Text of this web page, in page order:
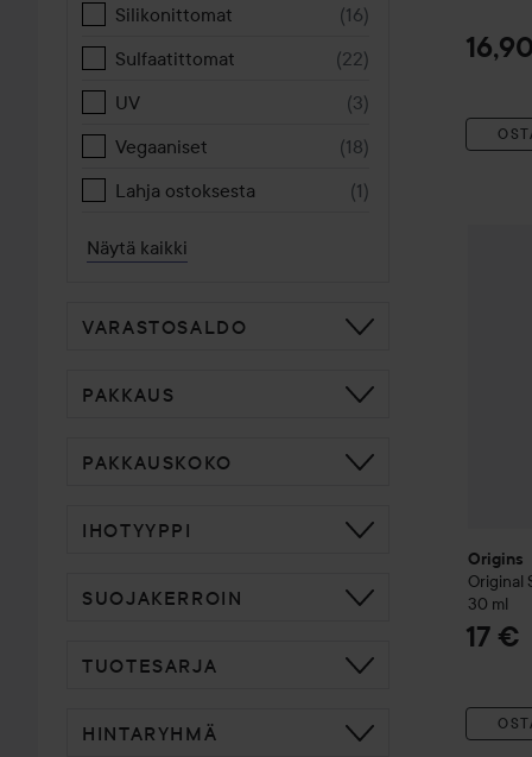
Silikonittomat
(16)
Sulfaatittomat
(22)
UV
(3)
Vegaaniset
(18)
Lahja ostoksesta
(1)
Näytä kaikki
VARASTOSALDO
PAKKAUS
PAKKAUSKOKO
IHOTYYPPI
SUOJAKERROIN
TUOTESARJA
HINTARYHMÄ
Origins
Original
30 ml
17 €